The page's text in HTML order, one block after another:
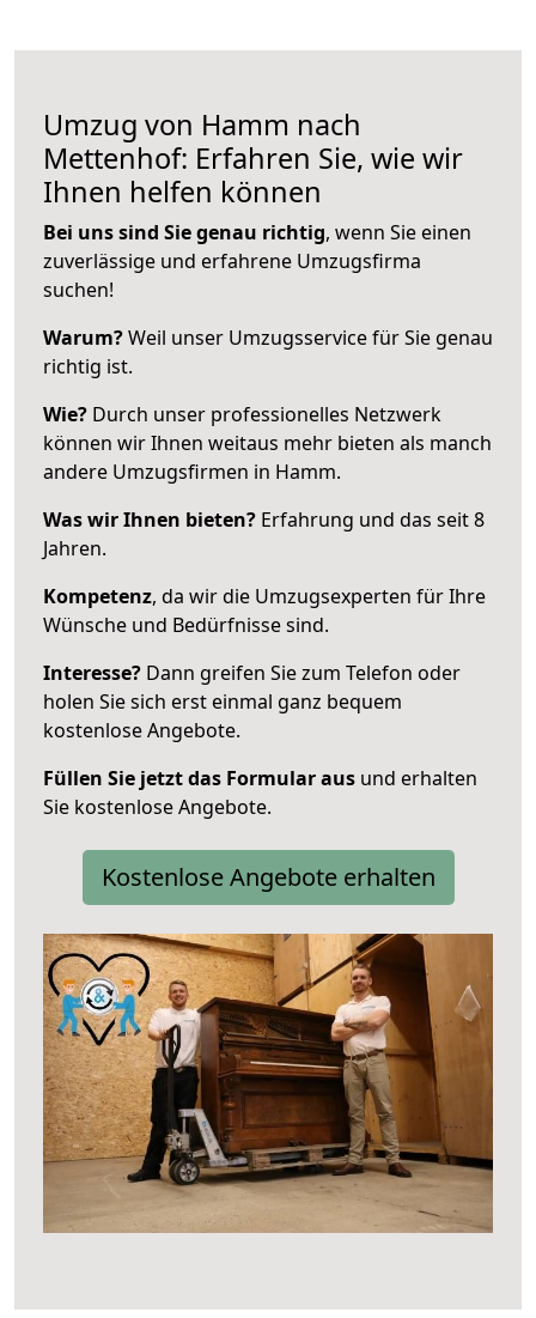
Umzug von Hamm nach
Mettenhof: Erfahren Sie, wie wir
Ihnen helfen können
Bei uns sind Sie genau richtig, wenn Sie einen
zuverlässige und erfahrene Umzugsfirma
suchen!
Warum?Weil unser Umzugsservice für Sie genau
richtig ist.
Wie? Durch unser professionelles Netzwerk
können wir Ihnen weitaus mehr bieten als manch
andere Umzugsfirmen in Hamm.
Was wir Ihnen bieten? Erfahrung und das seit 8
Jahren.
Kompetenz, da wir die Umzugsexperten für Ihre
Wünsche und Bedürfnisse sind.
Interesse? Dann greifen Sie zum Telefon oder
holen Sie sich erst einmal ganz bequem
kostenlose Angebote.
Füllen Sie jetzt das Formular aus und erhalten
Sie kostenlose Angebote.
Kostenlose Angebote erhalten